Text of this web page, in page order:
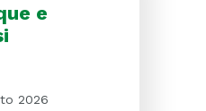
e
2026